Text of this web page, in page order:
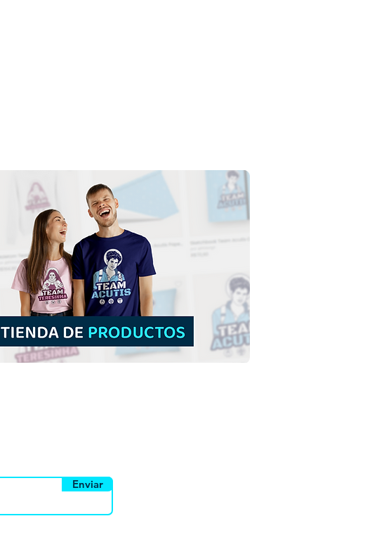
[GRATIS] Divino Espíritu
Santo en Pentecostés |
Descargar Vector de color
en EPS
Enviar